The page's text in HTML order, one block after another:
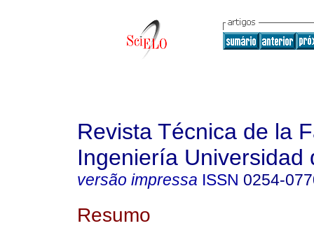
Revista Técnica de la
Ingeniería Universidad
versão impressa ISSN 0254-
Resumo